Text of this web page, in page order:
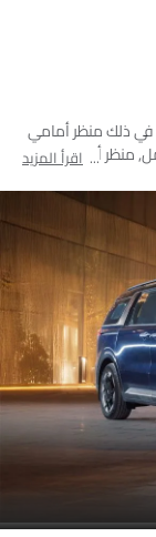
بما في ذلك منظر أمامي
منظر أمامي
الضباب
اقرأ المزيد